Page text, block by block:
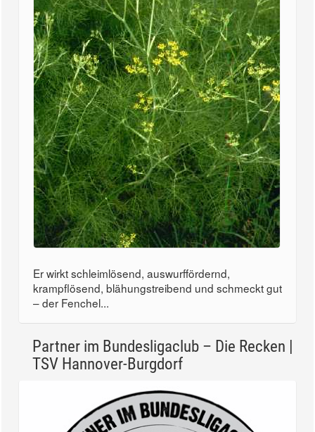
Er wirkt schleimlösend, auswurffördernd,
krampflösend, blähungstreibend und schmeckt gut
– der Fenchel...
Partner im Bundesligaclub – Die Recken |
TSV Hannover-Burgdorf